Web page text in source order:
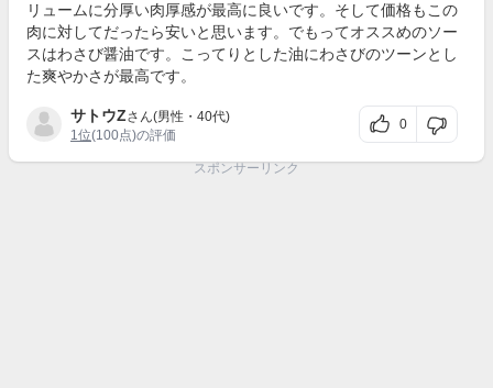
リュームに分厚い肉厚感が最高に良いです。そして価格もこの
肉に対してだったら安いと思います。でもってオススめのソー
スはわさび醤油です。こってりとした油にわさびのツーンとし
た爽やかさが最高です。
サトウZさん(男性・40代)
1位(100点)の評価
0
スポンサーリンク